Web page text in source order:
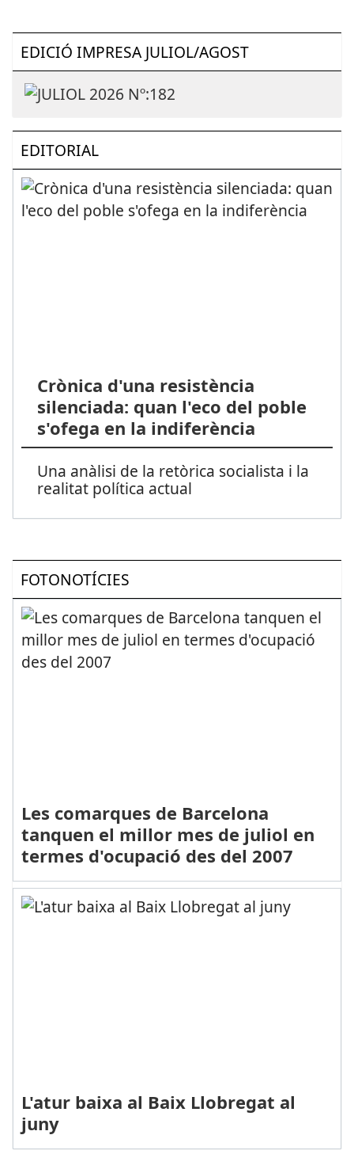
EDICIÓ IMPRESA JULIOL/AGOST
EDITORIAL
Crònica d'una resistència
silenciada: quan l'eco del poble
s'ofega en la indiferència
Una anàlisi de la retòrica socialista i la
realitat política actual
FOTONOTÍCIES
Les comarques de Barcelona
tanquen el millor mes de juliol en
termes d'ocupació des del 2007
L'atur baixa al Baix Llobregat al
juny